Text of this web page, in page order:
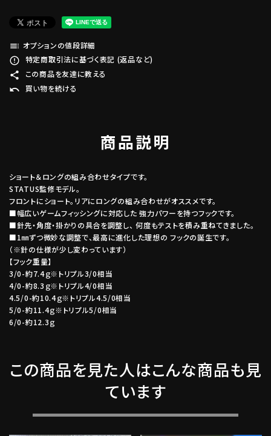
toc オプションの値段詳細
error_outline 特定商取引法に基づく表記 (返品など)
share この商品を友達に教える
undo 買い物を続ける
商品説明
ショート＆ロングの組み合わせタイプです。
STATUS監修モデル。
フロントにショート。リアにロングの組み合わせがオススメです。
■幅広いゲームフィッシングに対応した 強力パワーを持つフックです。
■針先・角度・掛かりの具合を調整し、 何度もテストを積み重ねてきました。
■1㎜ずつ微妙な調整で、最高に進化した理想の フックの誕生です。
（※針の仕様が少し変わっています）
【フック重量】
3/0-約7.4ｇ※トリプル3/0相当
4/0-約8.3ｇ※トリプル4/0相当
4.5/0-約10.4ｇ※トリプル4.5/0相当
5/0-約11.4ｇ※トリプル5/0相当
6/0-約12.3ｇ
この商品を見た人はこんな商品も見
ています